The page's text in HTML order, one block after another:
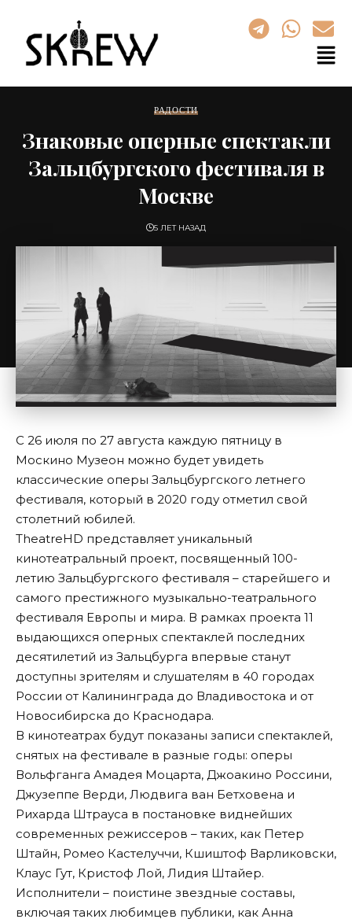
РАДОСТИ
Знаковые оперные спектакли
Зальцбургского фестиваля в
Москве
5 ЛЕТ НАЗАД
С 26 июля по 27 августа каждую пятницу в
Москино Музеон можно будет увидеть
классические оперы Зальцбургского летнего
фестиваля, который в 2020 году отметил свой
столетний юбилей.
TheatreHD представляет уникальный
кинотеатральный проект, посвященный 100-
летию Зальцбургского фестиваля – старейшего и
самого престижного музыкально-театрального
фестиваля Европы и мира. В рамках проекта 11
выдающихся оперных спектаклей последних
десятилетий из Зальцбурга впервые станут
доступны зрителям и слушателям в 40 городах
России от Калининграда до Владивостока и от
Новосибирска до Краснодара.
В кинотеатрах будут показаны записи спектаклей,
снятых на фестивале в разные годы: оперы
Вольфганга Амадея Моцарта, Джоакино Россини,
Джузеппе Верди, Людвига ван Бетховена и
Рихарда Штрауса в постановке виднейших
современных режиссеров – таких, как Петер
Штайн, Ромео Кастелуччи, Кшиштоф Варликовски,
Клаус Гут, Кристоф Лой, Лидия Штайер.
Исполнители – поистине звездные составы,
включая таких любимцев публики, как Анна